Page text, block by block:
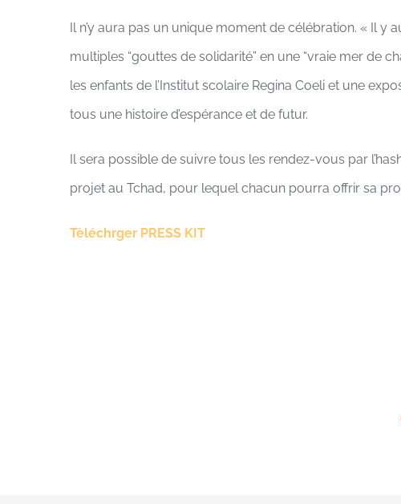
Il n’y aura pas un unique moment de célébration. « Il
multiples “gouttes de solidarité” en une “vraie mer de
les enfants de l’Institut scolaire Regina Coeli et une
tous une histoire d’espérance et de futur.
Il sera possible de suivre tous les rendez-vous par
projet au Tchad, pour lequel chacun pourra offrir sa
Tèléchrger PRESS KIT